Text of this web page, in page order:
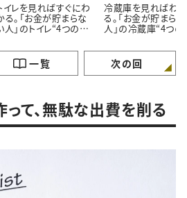
イレを見ればすぐにわ
る。「お金が貯まらな
人」のトイレ“4つの特
冷蔵庫を見ればわか
る。「お金が貯まら
人」の冷蔵庫“4つの
一覧 次の回
て、無駄な出費を削る